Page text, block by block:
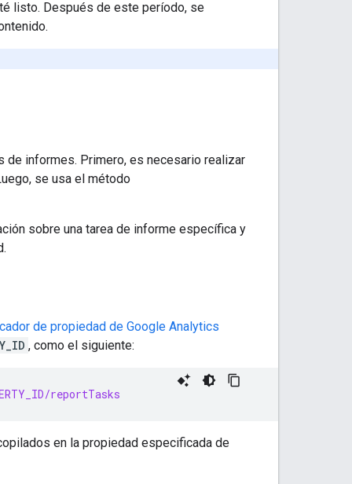
listo. Después de este período, se
de informes. Primero, es necesario realizar
se usa el método
sobre una tarea de informe específica y
de propiedad de Google Analytics
, como el siguiente:
reportTasks
en la propiedad especificada de